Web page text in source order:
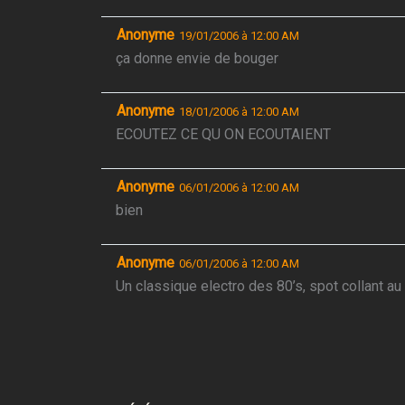
Anonyme 19/01/2006 à 12:00 AM
ça donne envie de bouger
Anonyme 18/01/2006 à 12:00 AM
ECOUTEZ CE QU ON ECOUTAIENT
Anonyme 06/01/2006 à 12:00 AM
bien
Anonyme 06/01/2006 à 12:00 AM
Un classique electro des 80’s, spot collant